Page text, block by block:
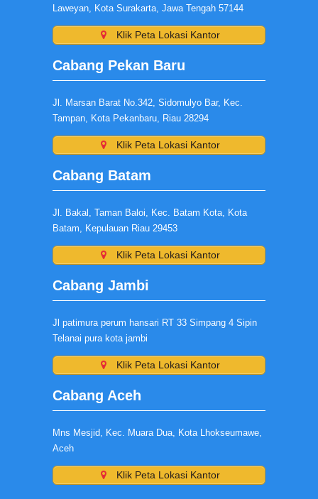
Laweyan, Kota Surakarta, Jawa Tengah 57144
Klik Peta Lokasi Kantor
Cabang Pekan Baru
Jl. Marsan Barat No.342, Sidomulyo Bar, Kec.
Tampan, Kota Pekanbaru, Riau 28294
Klik Peta Lokasi Kantor
Cabang Batam
Jl. Bakal, Taman Baloi, Kec. Batam Kota, Kota
Batam, Kepulauan Riau 29453
Klik Peta Lokasi Kantor
Cabang Jambi
Jl patimura perum hansari RT 33 Simpang 4 Sipin
Telanai pura kota jambi
Klik Peta Lokasi Kantor
Cabang Aceh
Mns Mesjid, Kec. Muara Dua, Kota Lhokseumawe,
Aceh
Klik Peta Lokasi Kantor